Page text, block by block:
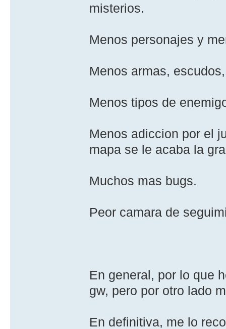
misterios.
Menos personajes y
Menos armas,
Menos tipos de
Menos adiccion por el
mapa se le acaba la
Muchos mas bugs.
Peor camara de
En general, por lo que
gw, pero por otro lado
En definitiva, me lo